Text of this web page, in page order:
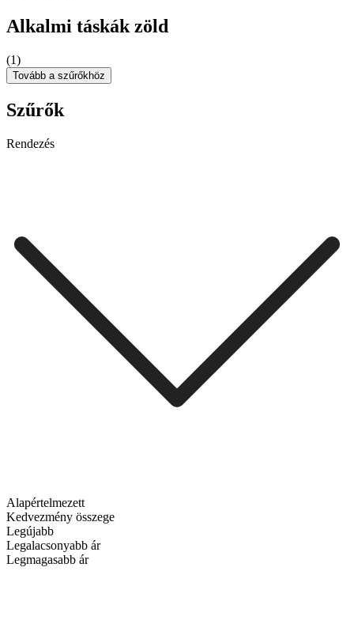
Alkalmi táskák zöld
(1)
Tovább a szűrőkhöz
Szűrők
Rendezés
Alapértelmezett
Kedvezmény összege
Legújabb
Legalacsonyabb ár
Legmagasabb ár